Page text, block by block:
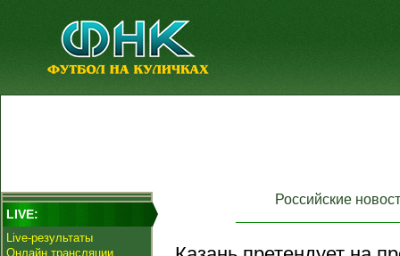
LIVE:
Live-результаты
Онлайн трансляции
Российские